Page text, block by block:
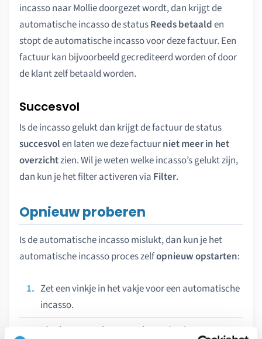
incasso naar Mollie doorgezet wordt, dan krijgt de
automatische incasso de statusReeds betaalden
stopt de automatische incasso voor deze factuur. Een
factuur kan bijvoorbeeld gecrediteerd worden of door
de klant zelf betaald worden.
Succesvol
Is de incasso gelukt dan krijgt de factuur de status
succesvolen laten we deze factuurniet meer in het
overzichtzien. Wil je weten welke incasso’s gelukt zijn,
dan kun je het filter activeren via Filter.
Opnieuw proberen
Is de automatische incasso mislukt, dan kun je het
automatische incasso proces zelfopnieuw opstarten:
Zet een vinkje in het vakje voor een automatische
incasso.
Kies bovenaan het paneel voor Opnieuw